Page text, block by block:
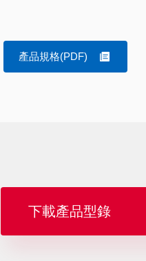
產品規格(PDF)
下載產品型錄